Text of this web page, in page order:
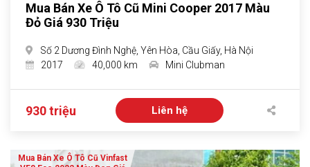
Mua Bán Xe Ô Tô Cũ Mini Cooper 2017 Màu
Đỏ Giá 930 Triệu
Số 2 Dương Đình Nghệ, Yên Hòa, Cầu Giấy, Hà Nội
2017
40,000 km Mini Clubman
930 triệu Liên hệ
Mua Bán Xe Ô Tô Cũ Vinfast